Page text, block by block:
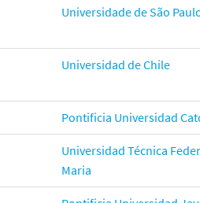
Universidade de São
Universidad de Chile
Pontificia Universidad
Universidad Técnica
Maria